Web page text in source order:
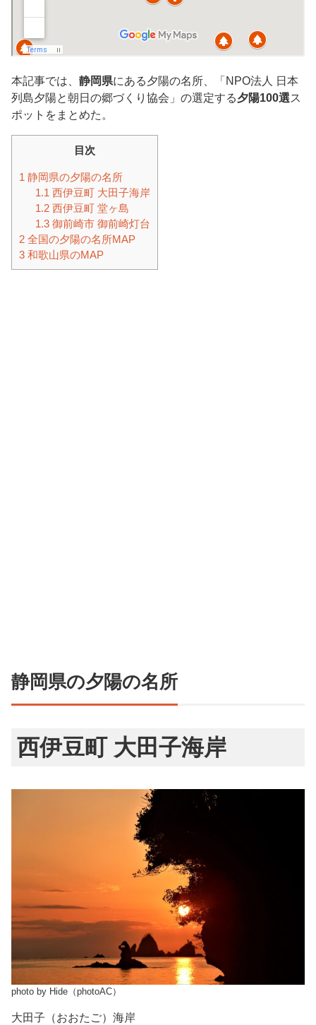
本記事では、 静岡県にある夕陽の名所、「NPO法人 日本
列島夕陽と朝日の郷づくり協会」の選定する夕陽100選ス
ポットをまとめた。
目次
1 静岡県の夕陽の名所
1.1 西伊豆町 大田子海岸
1.2西伊豆町 堂ヶ島
1.3御前崎市 御前崎灯台
2 全国の夕陽の名所MAP
3 和歌山県のMAP
静岡県の夕陽の名所
西伊豆町 大田子海岸
photo by Hide（photoAC）
大田子（おおたご）海岸